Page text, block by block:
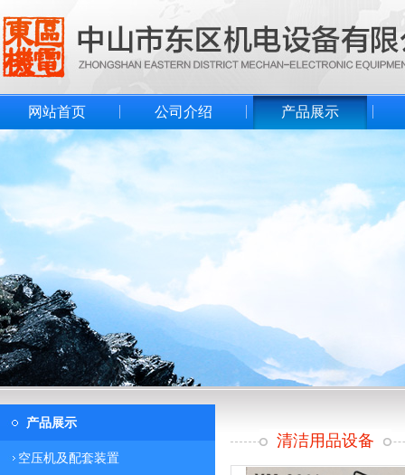
网站首页 公司介绍 产品展示
产品展示
空压机及配套装置
清洁用品设备